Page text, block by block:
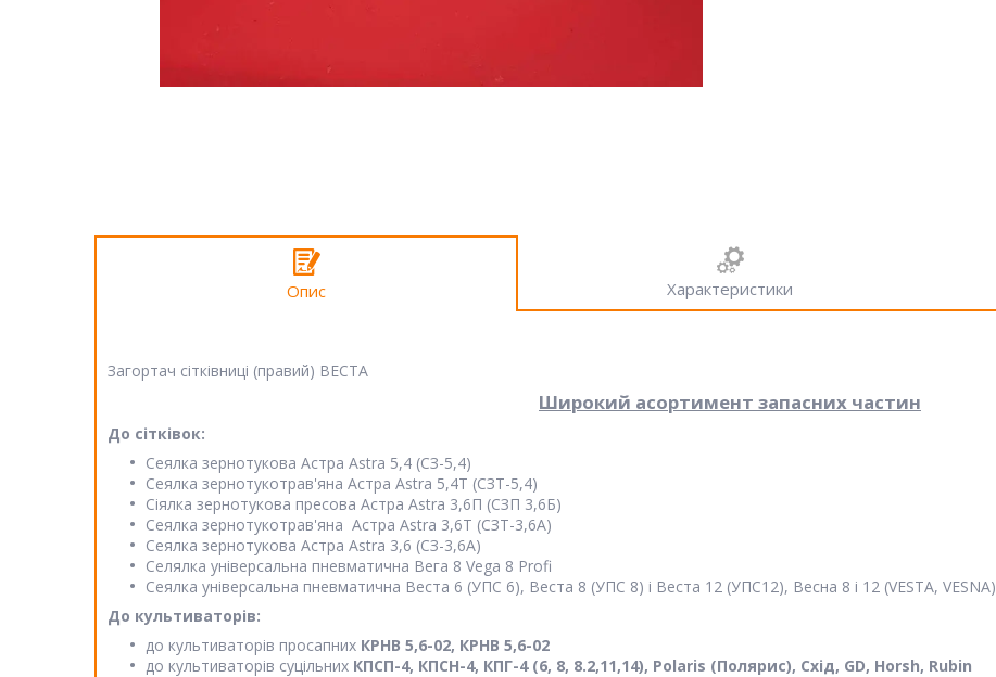
Опис Характеристики
Загортач сітківниці (правий) ВЕСТА
Широкий асортимент запасних частин
До сітківок:
Сеялка зернотукова Астра Astra 5,4 (СЗ-5,4)
Сеялка зернотукотрав'яна Астра Astra 5,4Т (СЗТ-5,4)
Сіялка зернотукова пресова Астра Astra 3,6П (СЗП 3,6Б)
Сеялка зернотукотрав'яна Астра Astra 3,6Т (СЗТ-3,6А)
Сеялка зернотукова Астра Astra 3,6 (СЗ-3,6А)
Селялка універсальна пневматична Вега 8 Vega 8 Profi
Сеялка універсальна пневматична Веста 6 (УПС 6), Веста 8 (УПС 8) і Веста 12 (УПС12), Весна 8 і 12 (VESTA, VESNA)
До культиваторів:
до культиваторів просапних КРНВ 5,6-02, КРНВ 5,6-02
до культиваторів суцільних КПСП-4, КПСН-4, КПГ-4 (6, 8, 8.2,11,14), Polaris (Полярис), Схід, GD, Horsh, Rubin